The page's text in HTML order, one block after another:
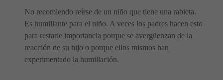
No recomiendo reírse de un niño que tiene una rabieta.
Es humillante para el niño. A veces los padres hacen esto
para restarle importancia porque se avergüenzan de la
reacción de su hijo o porque ellos mismos han
experimentado la humillación.